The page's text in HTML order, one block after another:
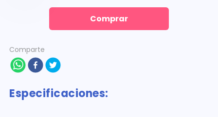
Comprar
Comparte
Especificaciones: